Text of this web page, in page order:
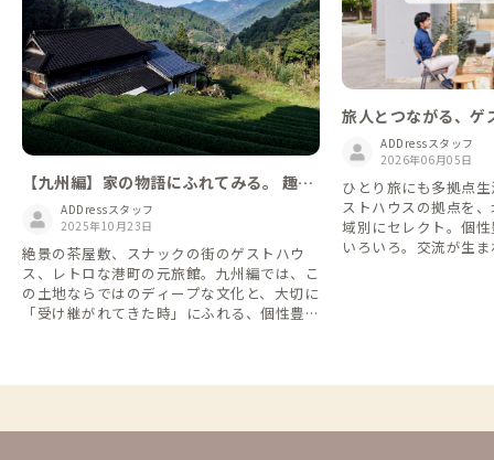
【九州編】家の物語にふれてみる。 趣深
き古民家ADDressスタッフ
2025年10月23日
絶景の茶屋敷、スナックの街のゲストハウ
ス、レトロな港町の元旅館。九州編では、こ
の土地ならではのディープな文化と、大切に
「受け継がれてきた時」にふれる、個性豊か
旅人とつながる、ゲ
ADDressスタッフ
2026年06月05日
ひとり旅にも多拠点
ストハウスの拠点を
域別にセレクト。個
いろいろ。交流が生